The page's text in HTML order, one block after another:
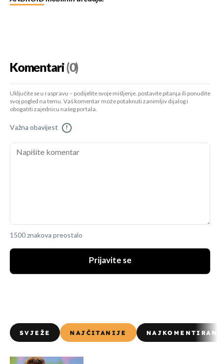
Komentari(0)
Uključite se u raspravu – podijelite svoje mišljenje, postavite pitanja ili ponudite
svoj pogled na temu. Vaš komentar može potaknuti zanimljiv dijalog i
obogatiti zajednicu našeg portala.
Važna obavijest !
1500 znakova preostalo
Prijavite se
SVJEŽE NAJČITANIJE